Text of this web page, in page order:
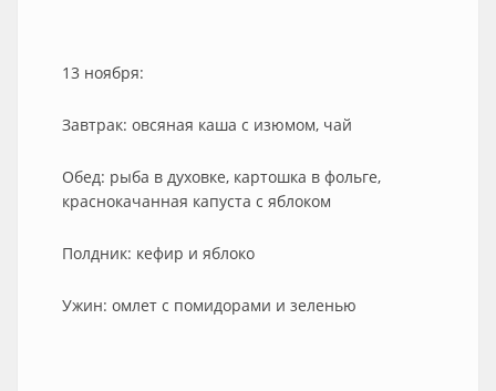
13 ноября:
Завтрак: овсяная каша с изюмом, чай
Обед: рыба в духовке, картошка в фольге,
краснокачанная капуста с яблоком
Полдник: кефир и яблоко
Ужин: омлет с помидорами и зеленью